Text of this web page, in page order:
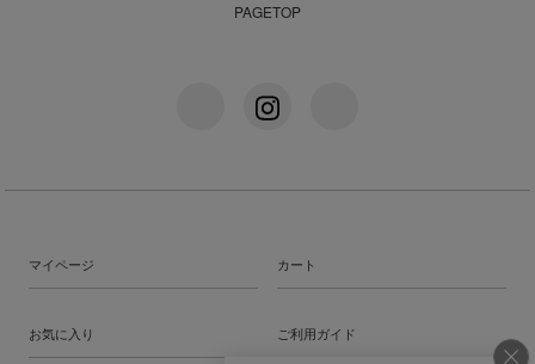
PAGETOP
マイページ カート
お気に入り ご利用ガイド